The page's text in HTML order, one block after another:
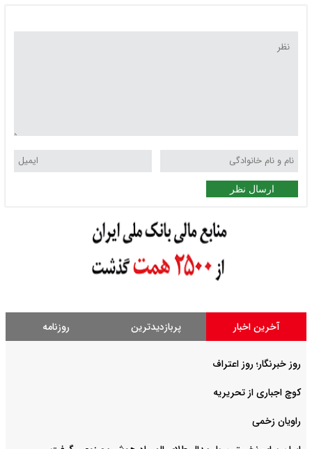
ارسال نظر
آخرین اخبار پربازدیدترین روزنامه
روز خبرنگار؛ روز اعتراف
کوچ اجباری از تحریریه
راویان زخمی